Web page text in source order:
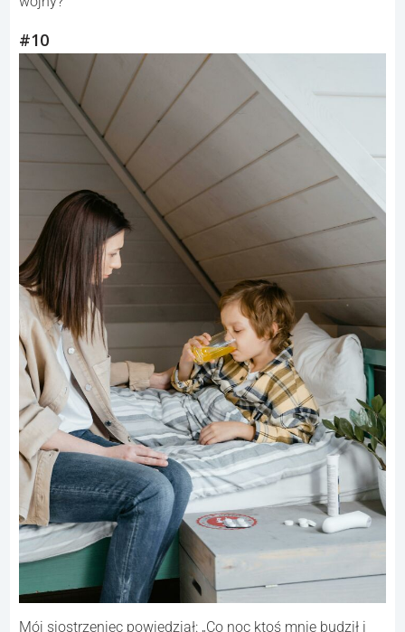
Mój syn powiedział do dziadka: „Pamiętasz, gdy byliśmy
najlepszymi przyjaciółmi w tamtym życiu, podczas
wojny?”
#10